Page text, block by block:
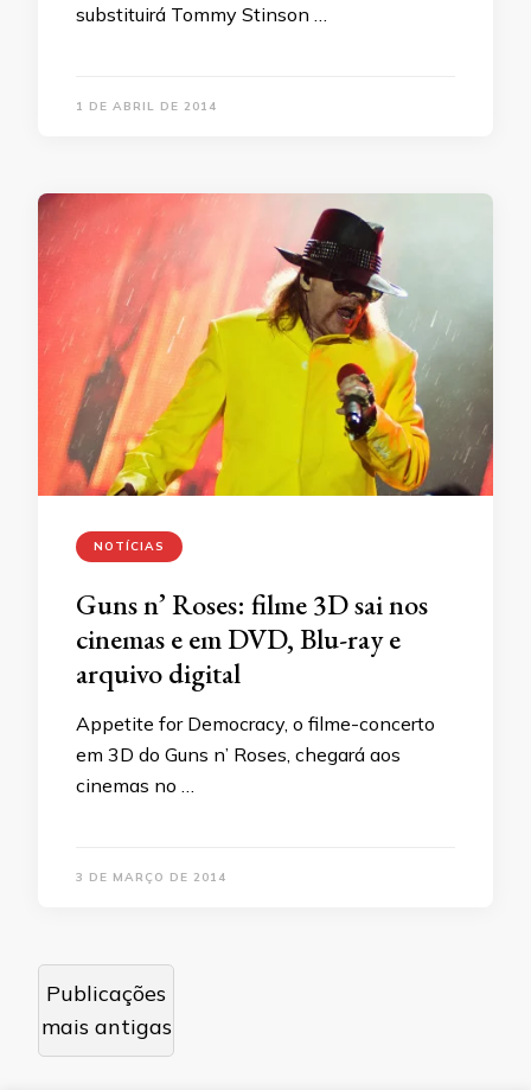
substituirá Tommy Stinson …
1 DE ABRIL DE 2014
NOTÍCIAS
Guns n’ Roses: filme 3D sai nos
cinemas e em DVD, Blu-ray e
arquivo digital
Appetite for Democracy, o filme-concerto
em 3D do Guns n’ Roses, chegará aos
cinemas no …
3 DE MARÇO DE 2014
Navegação
por
posts
Publicações
mais antigas